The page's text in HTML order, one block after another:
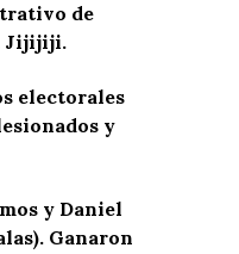
de
Jijijiji.
electorales
y
y Daniel
Ganaron